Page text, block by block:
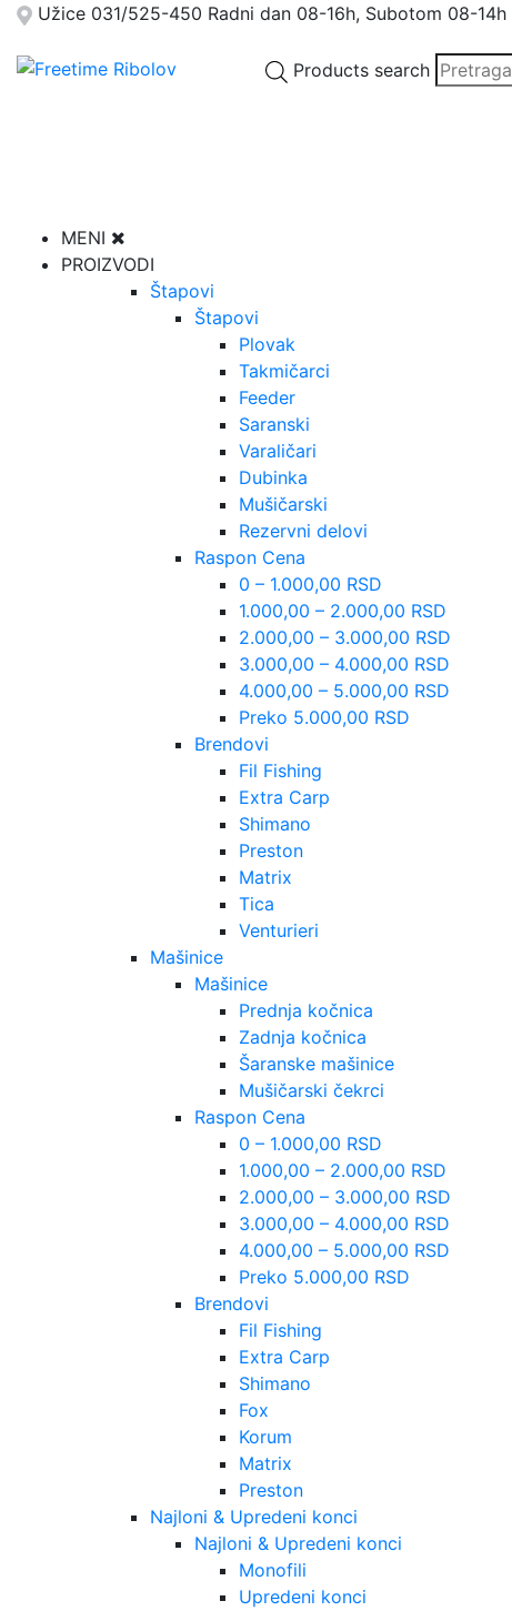
Užice 031/525-450 Radni dan 08-16h, Subotom 08-14h
Products search
MENI
PROIZVODI
Štapovi
Štapovi
Plovak
Takmičarci
Feeder
Saranski
Varaličari
Dubinka
Mušičarski
Rezervni delovi
Raspon Cena
0 – 1.000,00 RSD
1.000,00 – 2.000,00 RSD
2.000,00 – 3.000,00 RSD
3.000,00 – 4.000,00 RSD
4.000,00 – 5.000,00 RSD
Preko 5.000,00 RSD
Brendovi
Fil Fishing
Extra Carp
Shimano
Preston
Matrix
Tica
Venturieri
Mašinice
Mašinice
Prednja kočnica
Zadnja kočnica
Šaranske mašinice
Mušičarski čekrci
Raspon Cena
0 – 1.000,00 RSD
1.000,00 – 2.000,00 RSD
2.000,00 – 3.000,00 RSD
3.000,00 – 4.000,00 RSD
4.000,00 – 5.000,00 RSD
Preko 5.000,00 RSD
Brendovi
Fil Fishing
Extra Carp
Shimano
Fox
Korum
Matrix
Preston
Najloni & Upredeni konci
Najloni & Upredeni konci
Monofili
Upredeni konci